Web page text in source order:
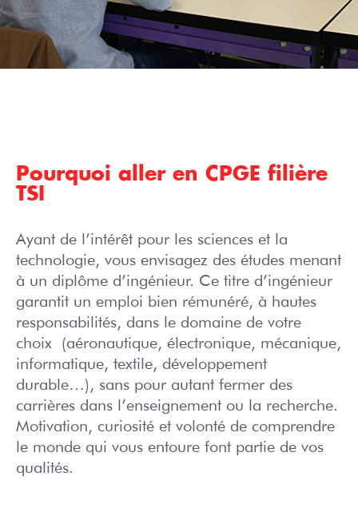
Pourquoi aller en CPGE filière
TSI
Ayant de l’intérêt pour les sciences et la
technologie, vous envisagez des études menant
à un diplôme d’ingénieur. Ce titre d’ingénieur
garantit un emploi bien rémunéré, à hautes
responsabilités, dans le domaine de votre
choix (aéronautique, électronique, mécanique,
informatique, textile, développement
durable…), sans pour autant fermer des
carrières dans l’enseignement ou la recherche.
Motivation, curiosité et volonté de comprendre
le monde qui vous entoure font partie de vos
qualités.